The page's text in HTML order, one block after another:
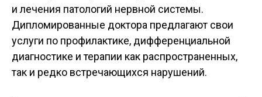
и лечения патологий нервной системы.
Дипломированные доктора предлагают свои
услуги по профилактике, дифференциальной
диагностике и терапии как распространенных,
так и редко встречающихся нарушений.